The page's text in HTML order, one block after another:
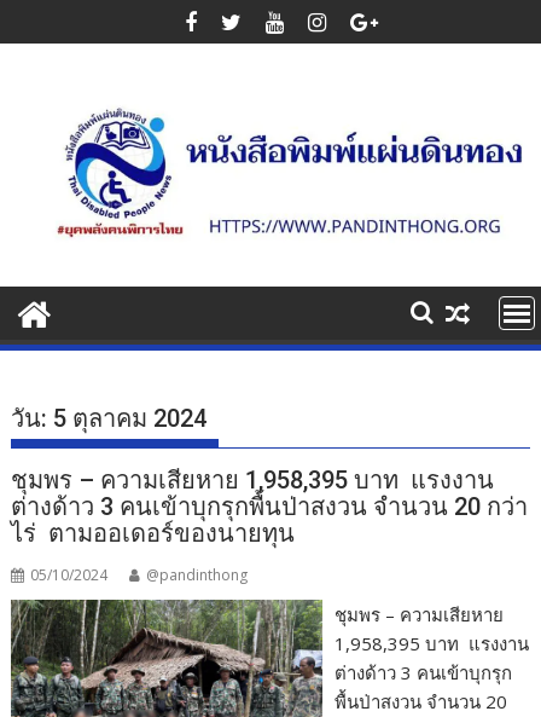
to
วัน: 5 ตุลาคม 2024
ชุมพร – ความเสียหาย 1,958,395 บาท แรงงาน
ต่างด้าว 3 คนเข้าบุกรุกพื้นป่าสงวน จำนวน 20 กว่า
ไร่ ตามออเดอร์ของนายทุน
05/10/2024 @pandinthong
ชุมพร – ความเสียหาย
1,958,395 บาท แรงงาน
ต่างด้าว 3 คนเข้าบุกรุก
พื้นป่าสงวน จำนวน 20